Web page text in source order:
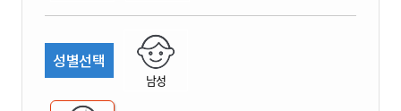
성별선택
남성